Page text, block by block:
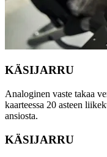
KÄSIJARRU
Analoginen vaste takaa
kaarteessa 20 asteen
ansiosta.
KÄSIJARRU